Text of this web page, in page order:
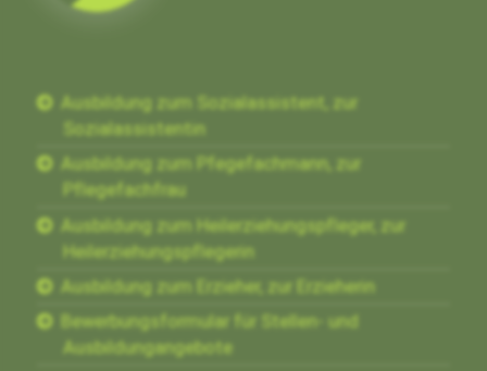
Ausbildung zum Sozialassistent, zur
Sozialassistentin
Ausbildung zum Pfegefachmann, zur
Pflegefachfrau
Ausbildung zum Heilerziehungspfleger, zur
Heilerziehungspflegerin
Ausbildung zum Erzieher, zur Erzieherin
Bewerbungsformular für Stellen- und
Ausbildungangebote